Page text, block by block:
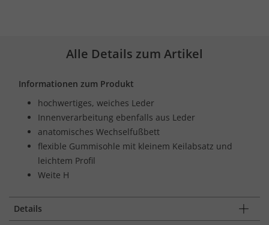
Alle Details zum Artikel
Informationen zum Produkt
hochwertiges, weiches Leder
Innenverarbeitung ebenfalls aus Leder
anatomisches Wechselfußbett
flexible Gummisohle mit kleinem Keilabsatz und
leichtem Profil
Weite H
Details